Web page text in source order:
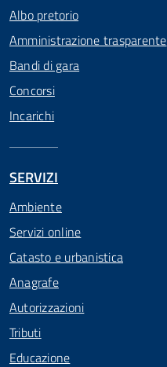
Albo pretorio
Amministrazione trasparente
Bandi di gara
Concorsi
Incarichi
SERVIZI
Ambiente
Servizi online
Catasto e urbanistica
Anagrafe
Autorizzazioni
Tributi
Educazione